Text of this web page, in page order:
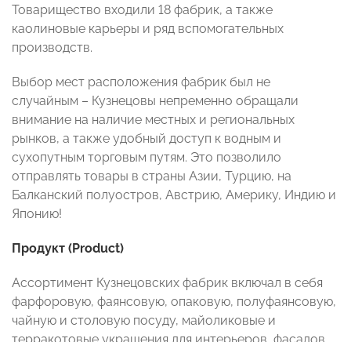
Товарищество входили 18 фабрик, а также
каолиновые карьеры и ряд вспомогательных
производств.
Выбор мест расположения фабрик был не
случайным – Кузнецовы непременно обращали
внимание на наличие местных и региональных
рынков, а также удобный доступ к водным и
сухопутным торговым путям. Это позволило
отправлять товары в страны Азии, Турцию, на
Балканский полуостров, Австрию, Америку, Индию и
Японию!
Продукт (Product)
Ассортимент Кузнецовских фабрик включал в себя
фарфоровую, фаянсовую, опаковую, полуфаянсовую,
чайную и столовую посуду, майоликовые и